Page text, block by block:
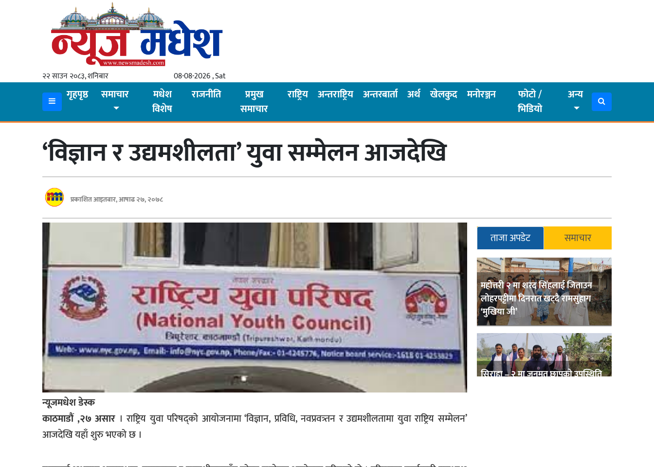
२२ साउन २०८३, शनिबार 08-08-2026 , Sat
गृहपृष्ठ समाचार
मधेश
विशेष
राजनीति
प्रमुख
समाचार
राष्ट्रिय अन्तराष्ट्रिय अन्तरबार्ता अर्थ खेलकुद मनोरञ्जन
फोटो /
भिडियो
अन्य
अन्तराष्ट्रिय
अन्तरबार्ता
‘विज्ञान र उद्यमशीलता’ युवा सम्मेलन आजदेखि
प्रकाशित आइतबार, आषाढ २७, २०७८
न्यूजमधेश डेस्क
काठमाडौं ,२७ असार । राष्ट्रिय युवा परिषद्को आयोजनामा ‘विज्ञान, प्रविधि, नवप्रवत्र्तन र उद्यमशीलतामा युवा राष्ट्रिय सम्मेलन’
आजदेखि यहाँ शुरु भएको छ ।
ताजा अपडेट समाचार
महोत्तरी २ मा शरद सिंहलाई जिताउन
लोहरपट्टीमा दिनरात खट्दै रामसुहाग
‘मुखिया जी’
सिराहा – २ मा जनमत छापको उपस्थिति